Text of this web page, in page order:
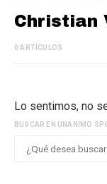
Christian
0 ARTÍCULOS
Lo sentimos, no
BUSCAR EN UNANIMO